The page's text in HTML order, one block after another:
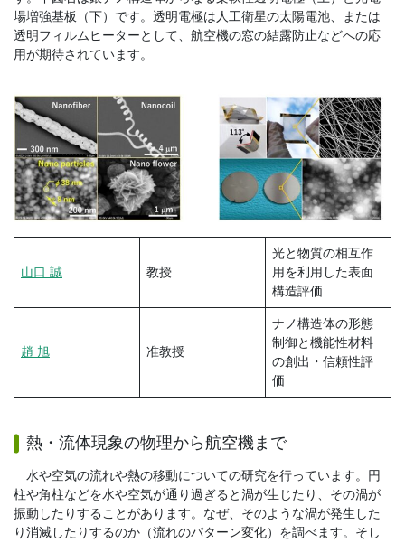
場増強基板（下）です。透明電極は人工衛星の太陽電池、または
透明フィルムヒーターとして、航空機の窓の結露防止などへの応
用が期待されています。
山口 誠 教授
光と物質の相互作
用を利用した表面
構造評価
趙 旭 准教授
ナノ構造体の形態
制御と機能性材料
の創出・信頼性評
価
熱・流体現象の物理から航空機まで
水や空気の流れや熱の移動についての研究を行っています。円
柱や角柱などを水や空気が通り過ぎると渦が生じたり、その渦が
振動したりすることがあります。なぜ、そのような渦が発生した
り消滅したりするのか（流れのパターン変化）を調べます。そし